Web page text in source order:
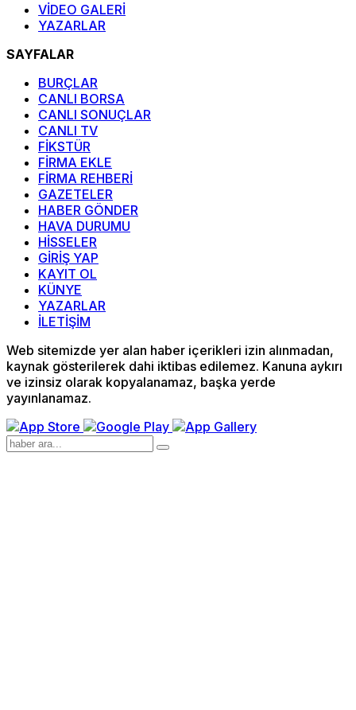
VİDEO GALERİ
YAZARLAR
SAYFALAR
BURÇLAR
CANLI BORSA
CANLI SONUÇLAR
CANLI TV
FİKSTÜR
FİRMA EKLE
FİRMA REHBERİ
GAZETELER
HABER GÖNDER
HAVA DURUMU
HİSSELER
GİRİŞ YAP
KAYIT OL
KÜNYE
YAZARLAR
İLETİŞİM
Web sitemizde yer alan haber içerikleri izin alınmadan,
kaynak gösterilerek dahi iktibas edilemez. Kanuna aykırı
ve izinsiz olarak kopyalanamaz, başka yerde
yayınlanamaz.